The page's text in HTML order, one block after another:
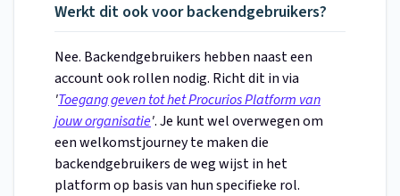
Werkt dit ook voor backendgebruikers?
Nee. Backendgebruikers hebben naast een
account ook rollen nodig. Richt dit in via
'Toegang geven tot het Procurios Platform van
jouw organisatie'. Je kunt wel overwegen om
een welkomstjourney te maken die
backendgebruikers de weg wijst in het
platform op basis van hun specifieke rol.